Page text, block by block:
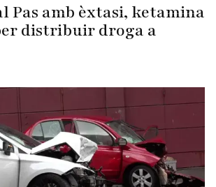
Pas amb èxtasi, ketamina
distribuir droga a